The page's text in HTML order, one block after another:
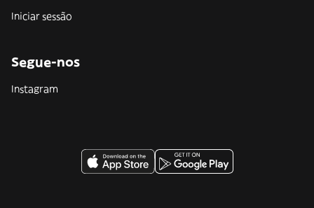
Iniciar sessão
Segue-nos
Instagram